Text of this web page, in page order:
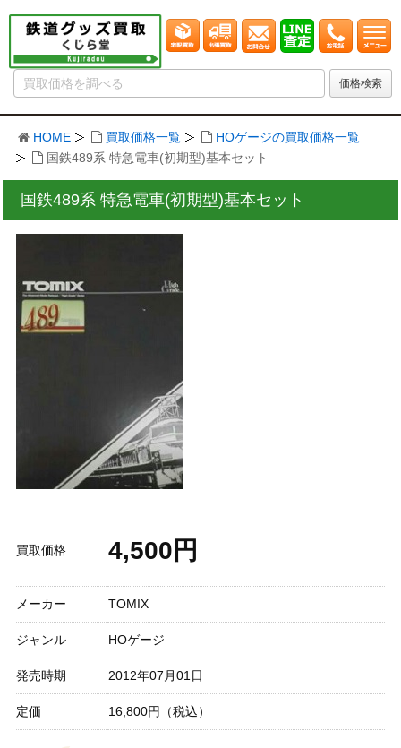
HOME 買取価格一覧
HOゲージの買取価格一覧
国鉄489系 特急電車(初期型)基本セット
国鉄489系 特急電車(初期型)基本セット
買取価格 4,500円
メーカー TOMIX
ジャンル HOゲージ
発売時期 2012年07月01日
定価 16,800円（税込）